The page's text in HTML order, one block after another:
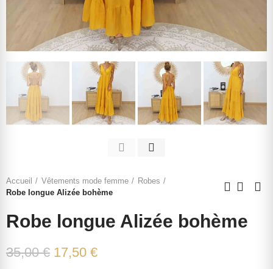
Accueil Vêtements mode femme
Robes
Robe longue Alizée bohème
Robe longue Alizée bohème
35,00 € 17,50 €